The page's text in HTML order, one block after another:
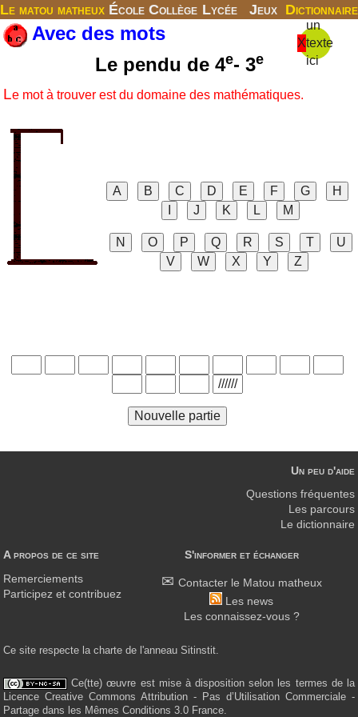
Le matou matheux École Collège Lycée Jeux Dictionnaire
X
un
texte
ici
Avec des mots
Le pendu de 4e- 3e
Le mot à trouver est du domaine des mathématiques.
A propos de ce site
Remerciements
Participez et contribuez
S'informer et échanger
Contacter le Matou matheux
Les news
Les connaissez-vous ?
Un peu d'aide
Questions fréquentes
Les parcours
Le dictionnaire
Ce site respecte la charte de l'anneau Sitinstit.
Ce(tte) œuvre est mise à disposition selon les termes de la
Licence Creative Commons Attribution - Pas d’Utilisation Commerciale -
Partage dans les Mêmes Conditions 3.0 France.